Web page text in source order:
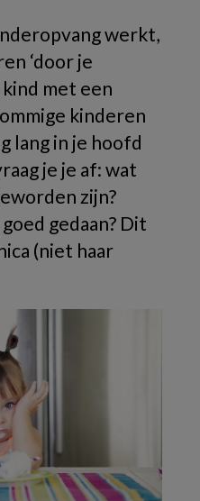
werkt,
‘door je
kind met een
kinderen
lang in je hoofd
je je af: wat
zijn?
gedaan? Dit
(niet haar